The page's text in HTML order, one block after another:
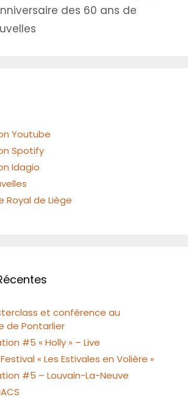
des 60 ans de
Youtube
Spotify
Idagio
Royal de Liège
et conférence au
de Pontarlier
#5 « Holly » – Live
« Les Estivales en Volière »
#5 – Louvain-La-Neuve